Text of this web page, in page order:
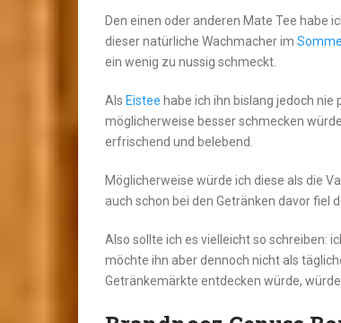
Den einen oder anderen Mate Tee habe
dieser natürliche Wachmacher im
ein wenig zu nussig schmeckt.
Als Eistee habe ich ihn bislang jedoch
möglicherweise besser schmecken
erfrischend und belebend.
Möglicherweise würde ich diese als die
auch schon bei den Getränken davor fiel
Also sollte ich es vielleicht so schreiben:
möchte ihn aber dennoch nicht als
Getränkemärkte entdecken würde,